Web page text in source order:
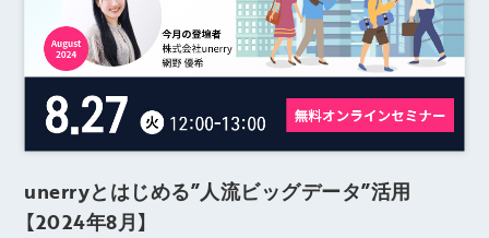
unerryとはじめる”人流ビッグデータ”活用
【2024年8月】